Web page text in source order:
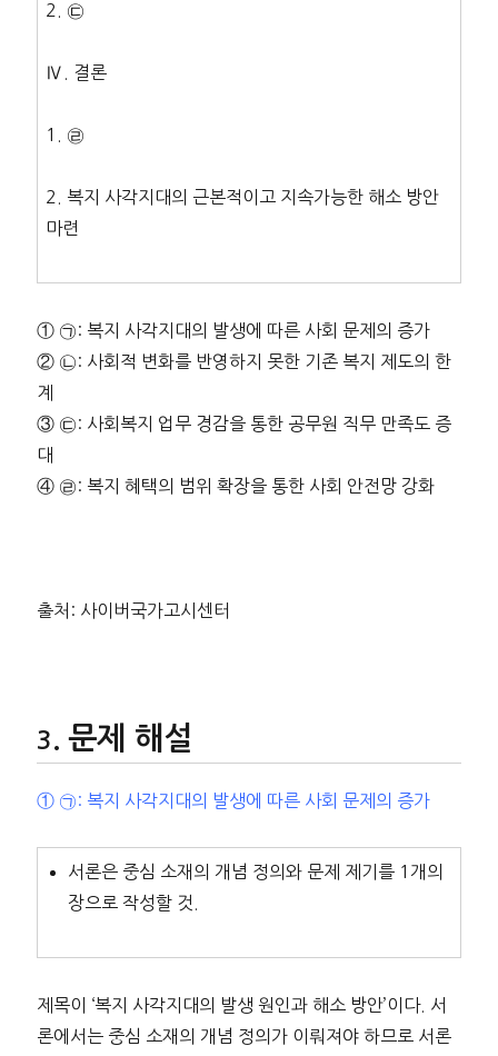
2. ㉢
Ⅳ. 결론
1. ㉣
2. 복지 사각지대의 근본적이고 지속가능한 해소 방안
마련
① ㉠: 복지 사각지대의 발생에 따른 사회 문제의 증가
② ㉡: 사회적 변화를 반영하지 못한 기존 복지 제도의 한
계
③ ㉢: 사회복지 업무 경감을 통한 공무원 직무 만족도 증
대
④ ㉣: 복지 혜택의 범위 확장을 통한 사회 안전망 강화
출처: 사이버국가고시센터
문제 해설
① ㉠: 복지 사각지대의 발생에 따른 사회 문제의 증가
서론은 중심 소재의 개념 정의와 문제 제기를 1개의
장으로 작성할 것.
제목이 ‘복지 사각지대의 발생 원인과 해소 방안’이다. 서
론에서는 중심 소재의 개념 정의가 이뤄져야 하므로 서론